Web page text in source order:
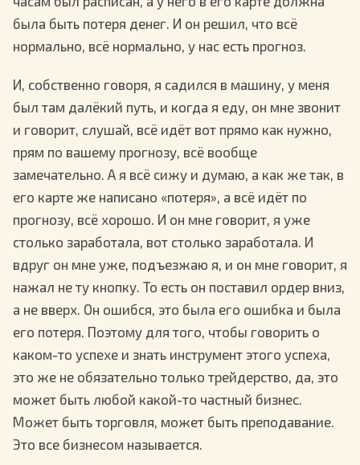
была быть потеря денег. И он решил, что всё
нормально, всё нормально, у нас есть прогноз.
И, собственно говоря, я садился в машину, у меня
был там далёкий путь, и когда я еду, он мне звонит
и говорит, слушай, всё идёт вот прямо как нужно,
прям по вашему прогнозу, всё вообще
замечательно. А я всё сижу и думаю, а как же так, в
его карте же написано «потеря», а всё идёт по
прогнозу, всё хорошо. И он мне говорит, я уже
столько заработала, вот столько заработала. И
вдруг он мне уже, подъезжаю я, и он мне говорит, я
нажал не ту кнопку. То есть он поставил ордер вниз,
а не вверх. Он ошибся, это была его ошибка и была
его потеря. Поэтому для того, чтобы говорить о
каком-то успехе и знать инструмент этого успеха,
это же не обязательно только трейдерство, да, это
может быть любой какой-то частный бизнес.
Может быть торговля, может быть преподавание.
Это все бизнесом называется.